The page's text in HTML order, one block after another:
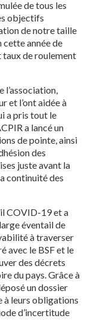
de tous les
objectifs
de notre taille
année de
de roulement
l’association,
et l’ont aidée à
a pris tout le
a lancé un
de pointe, ainsi
des
juste avant la
continuité des
COVID-19 et a
éventail de
à traverser
avec le BSF et le
des décrets
du pays. Grâce à
un dossier
à leurs obligations
d’incertitude